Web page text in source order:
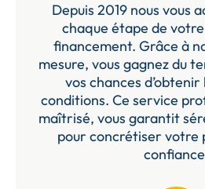
Depuis 2019 nous vous
chaque étape de
financement. Grâce à
mesure, vous gagnez du
vos chances
conditions. Ce service
maîtrisé, vous garantit
pour concrétiser votre